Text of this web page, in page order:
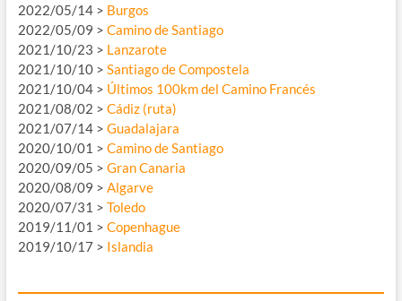
2022/05/14 > Burgos
2022/05/09 > Camino de Santiago
2021/10/23 > Lanzarote
2021/10/10 > Santiago de Compostela
2021/10/04 > Últimos 100km del Camino Francés
2021/08/02 > Cádiz (ruta)
2021/07/14 > Guadalajara
2020/10/01 > Camino de Santiago
2020/09/05 > Gran Canaria
2020/08/09 > Algarve
2020/07/31 > Toledo
2019/11/01 > Copenhague
2019/10/17 > Islandia